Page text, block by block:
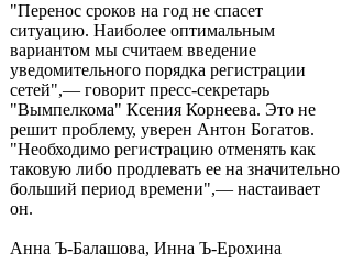
"Перенос сроков на год не спасет
ситуацию. Наиболее оптимальным
вариантом мы считаем введение
уведомительного порядка регистрации
сетей",— говорит пресс-секретарь
"Вымпелкома" Ксения Корнеева. Это не
решит проблему, уверен Антон Богатов.
"Необходимо регистрацию отменять как
таковую либо продлевать ее на значительно
больший период времени",— настаивает
он.
Анна Ъ-Балашова, Инна Ъ-Ерохина